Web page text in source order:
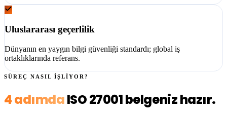
Uluslararası geçerlilik
Dünyanın en yaygın bilgi güvenliği standardı; global iş
ortaklıklarında referans.
SÜREÇ NASIL İŞLİYOR?
4 adımdaISO 27001belgeniz hazır.